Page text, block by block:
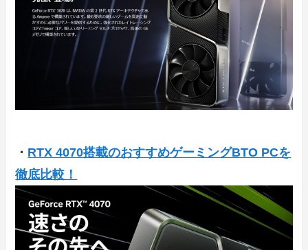
・ RTX 4070搭載のおすすめゲーミングBTO PCを
徹底比較！